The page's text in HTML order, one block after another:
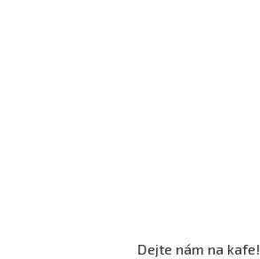
Dejte nám na kafe!